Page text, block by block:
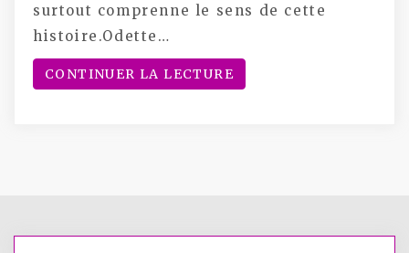
surtout comprenne le sens de cette
histoire.Odette…
CONTINUER LA LECTURE